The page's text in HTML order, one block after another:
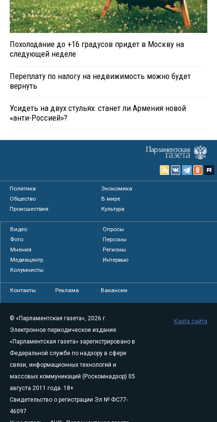
Похолодание до +16 градусов придет в Москву на
следующей неделе
Переплату по налогу на недвижимость можно будет
вернуть
Усидеть на двух стульях: станет ли Армения новой
«анти-Россией»?
Политика
Экономика
Общество
В мире
Происшествия
Культура
Видео
Опросы
Фото
Персоны
Мнения
Регионы
Медиацентр
Интервью
Колумнисты
Контакты Реклама Вакансии
© «Парламентская газета», 2026 г.
Электронное периодическое издание
«Парламентская газета» зарегистрировано в
Федеральной службе по надзору в сфере
связи, информационных технологий и
массовых коммуникаций (Роскомнадзор) 05
августа 2011 года. 18+
Свидетельство о регистрации Эл № ФС77-
46097
Карта сайта